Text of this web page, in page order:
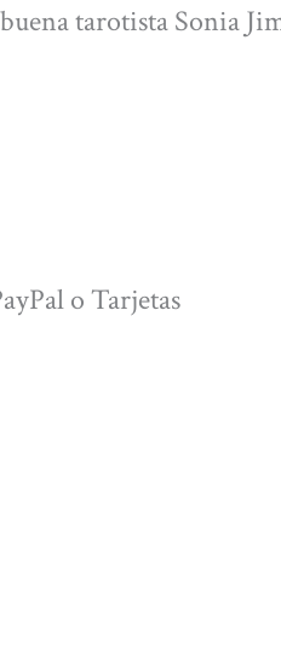
tarotista Sonia
o Tarjetas